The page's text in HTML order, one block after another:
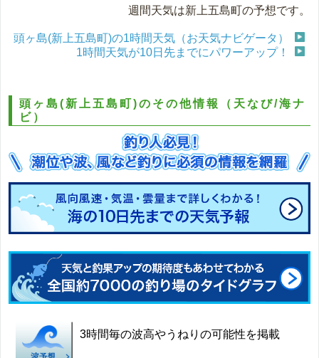
週間天気は新上五島町の予想です。
頭ヶ島(新上五島町)の1時間天気（お天気ナビゲータ）
1時間天気が10日先までにパワーアップ！
頭ヶ島(新上五島町)のその他情報（天なび/海ナ
ビ）
3時間毎の波高やうねりの可能性を掲載